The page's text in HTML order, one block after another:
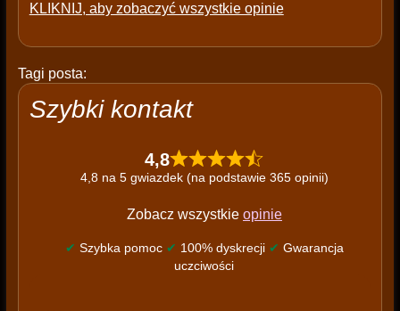
KLIKNIJ, aby zobaczyć wszystkie opinie
Tagi posta:
Szybki kontakt
4,8
4,8 na 5 gwiazdek (na podstawie 365 opinii)
Zobacz wszystkie opinie
✔ Szybka pomoc ✔ 100% dyskrecji ✔ Gwarancja
uczciwości